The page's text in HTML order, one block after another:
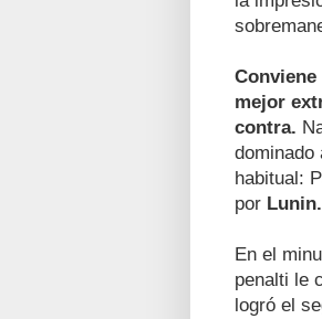
mejor
contra.
dominado
habitual:
por Lunin.
En el
penalti le
logró el